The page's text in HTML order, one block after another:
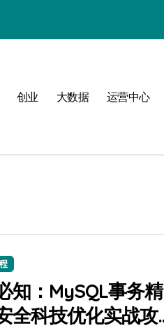
技巧
控
化
之道
略
创业 大数据 运营中心
知：MySQL事务精
全科技优化实战攻